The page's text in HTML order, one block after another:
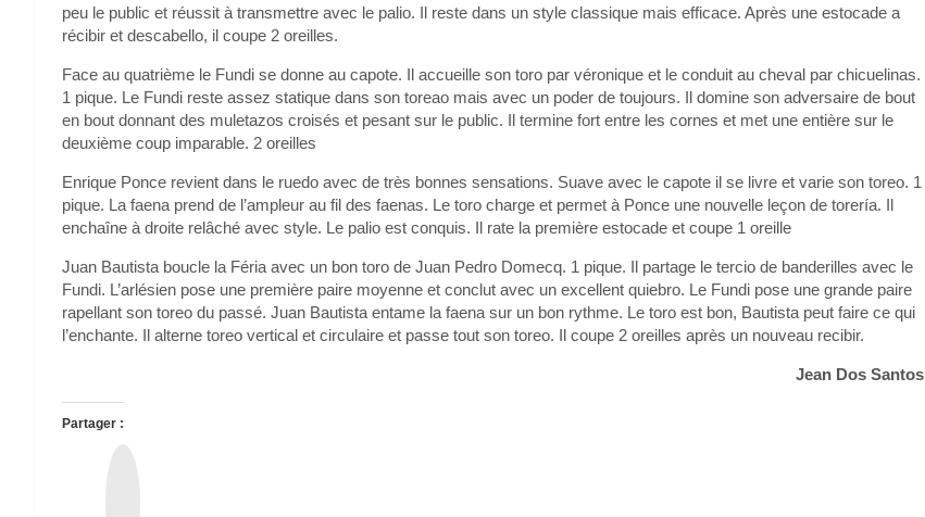
peu le public et réussit à transmettre avec le palio. Il reste dans un style classique mais efficace. Après une estocade a
récibir et descabello, il coupe 2 oreilles.
Face au quatrième le Fundi se donne au capote. Il accueille son toro par véronique et le conduit au cheval par chicuelinas.
1 pique. Le Fundi reste assez statique dans son toreao mais avec un poder de toujours. Il domine son adversaire de bout
en bout donnant des muletazos croisés et pesant sur le public. Il termine fort entre les cornes et met une entière sur le
deuxième coup imparable. 2 oreilles
Enrique Ponce revient dans le ruedo avec de très bonnes sensations. Suave avec le capote il se livre et varie son toreo. 1
pique. La faena prend de l’ampleur au fil des faenas. Le toro charge et permet à Ponce une nouvelle leçon de torería. Il
enchaîne à droite relâché avec style. Le palio est conquis. Il rate la première estocade et coupe 1 oreille
Juan Bautista boucle la Féria avec un bon toro de Juan Pedro Domecq. 1 pique. Il partage le tercio de banderilles avec le
Fundi. L’arlésien pose une première paire moyenne et conclut avec un excellent quiebro. Le Fundi pose une grande paire
rapellant son toreo du passé. Juan Bautista entame la faena sur un bon rythme. Le toro est bon, Bautista peut faire ce qui
l’enchante. Il alterne toreo vertical et circulaire et passe tout son toreo. Il coupe 2 oreilles après un nouveau recibir.
Jean Dos Santos
Partager :